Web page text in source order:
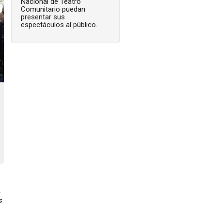
Comunitario puedan
presentar sus
espectáculos al público.